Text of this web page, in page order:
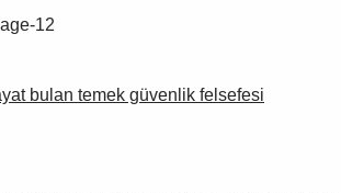
bulan temek güvenlik felsefesi